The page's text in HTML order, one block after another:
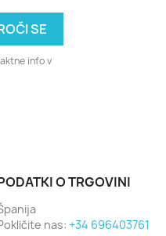
info v
O TRGOVINI
nas: +34 696403761